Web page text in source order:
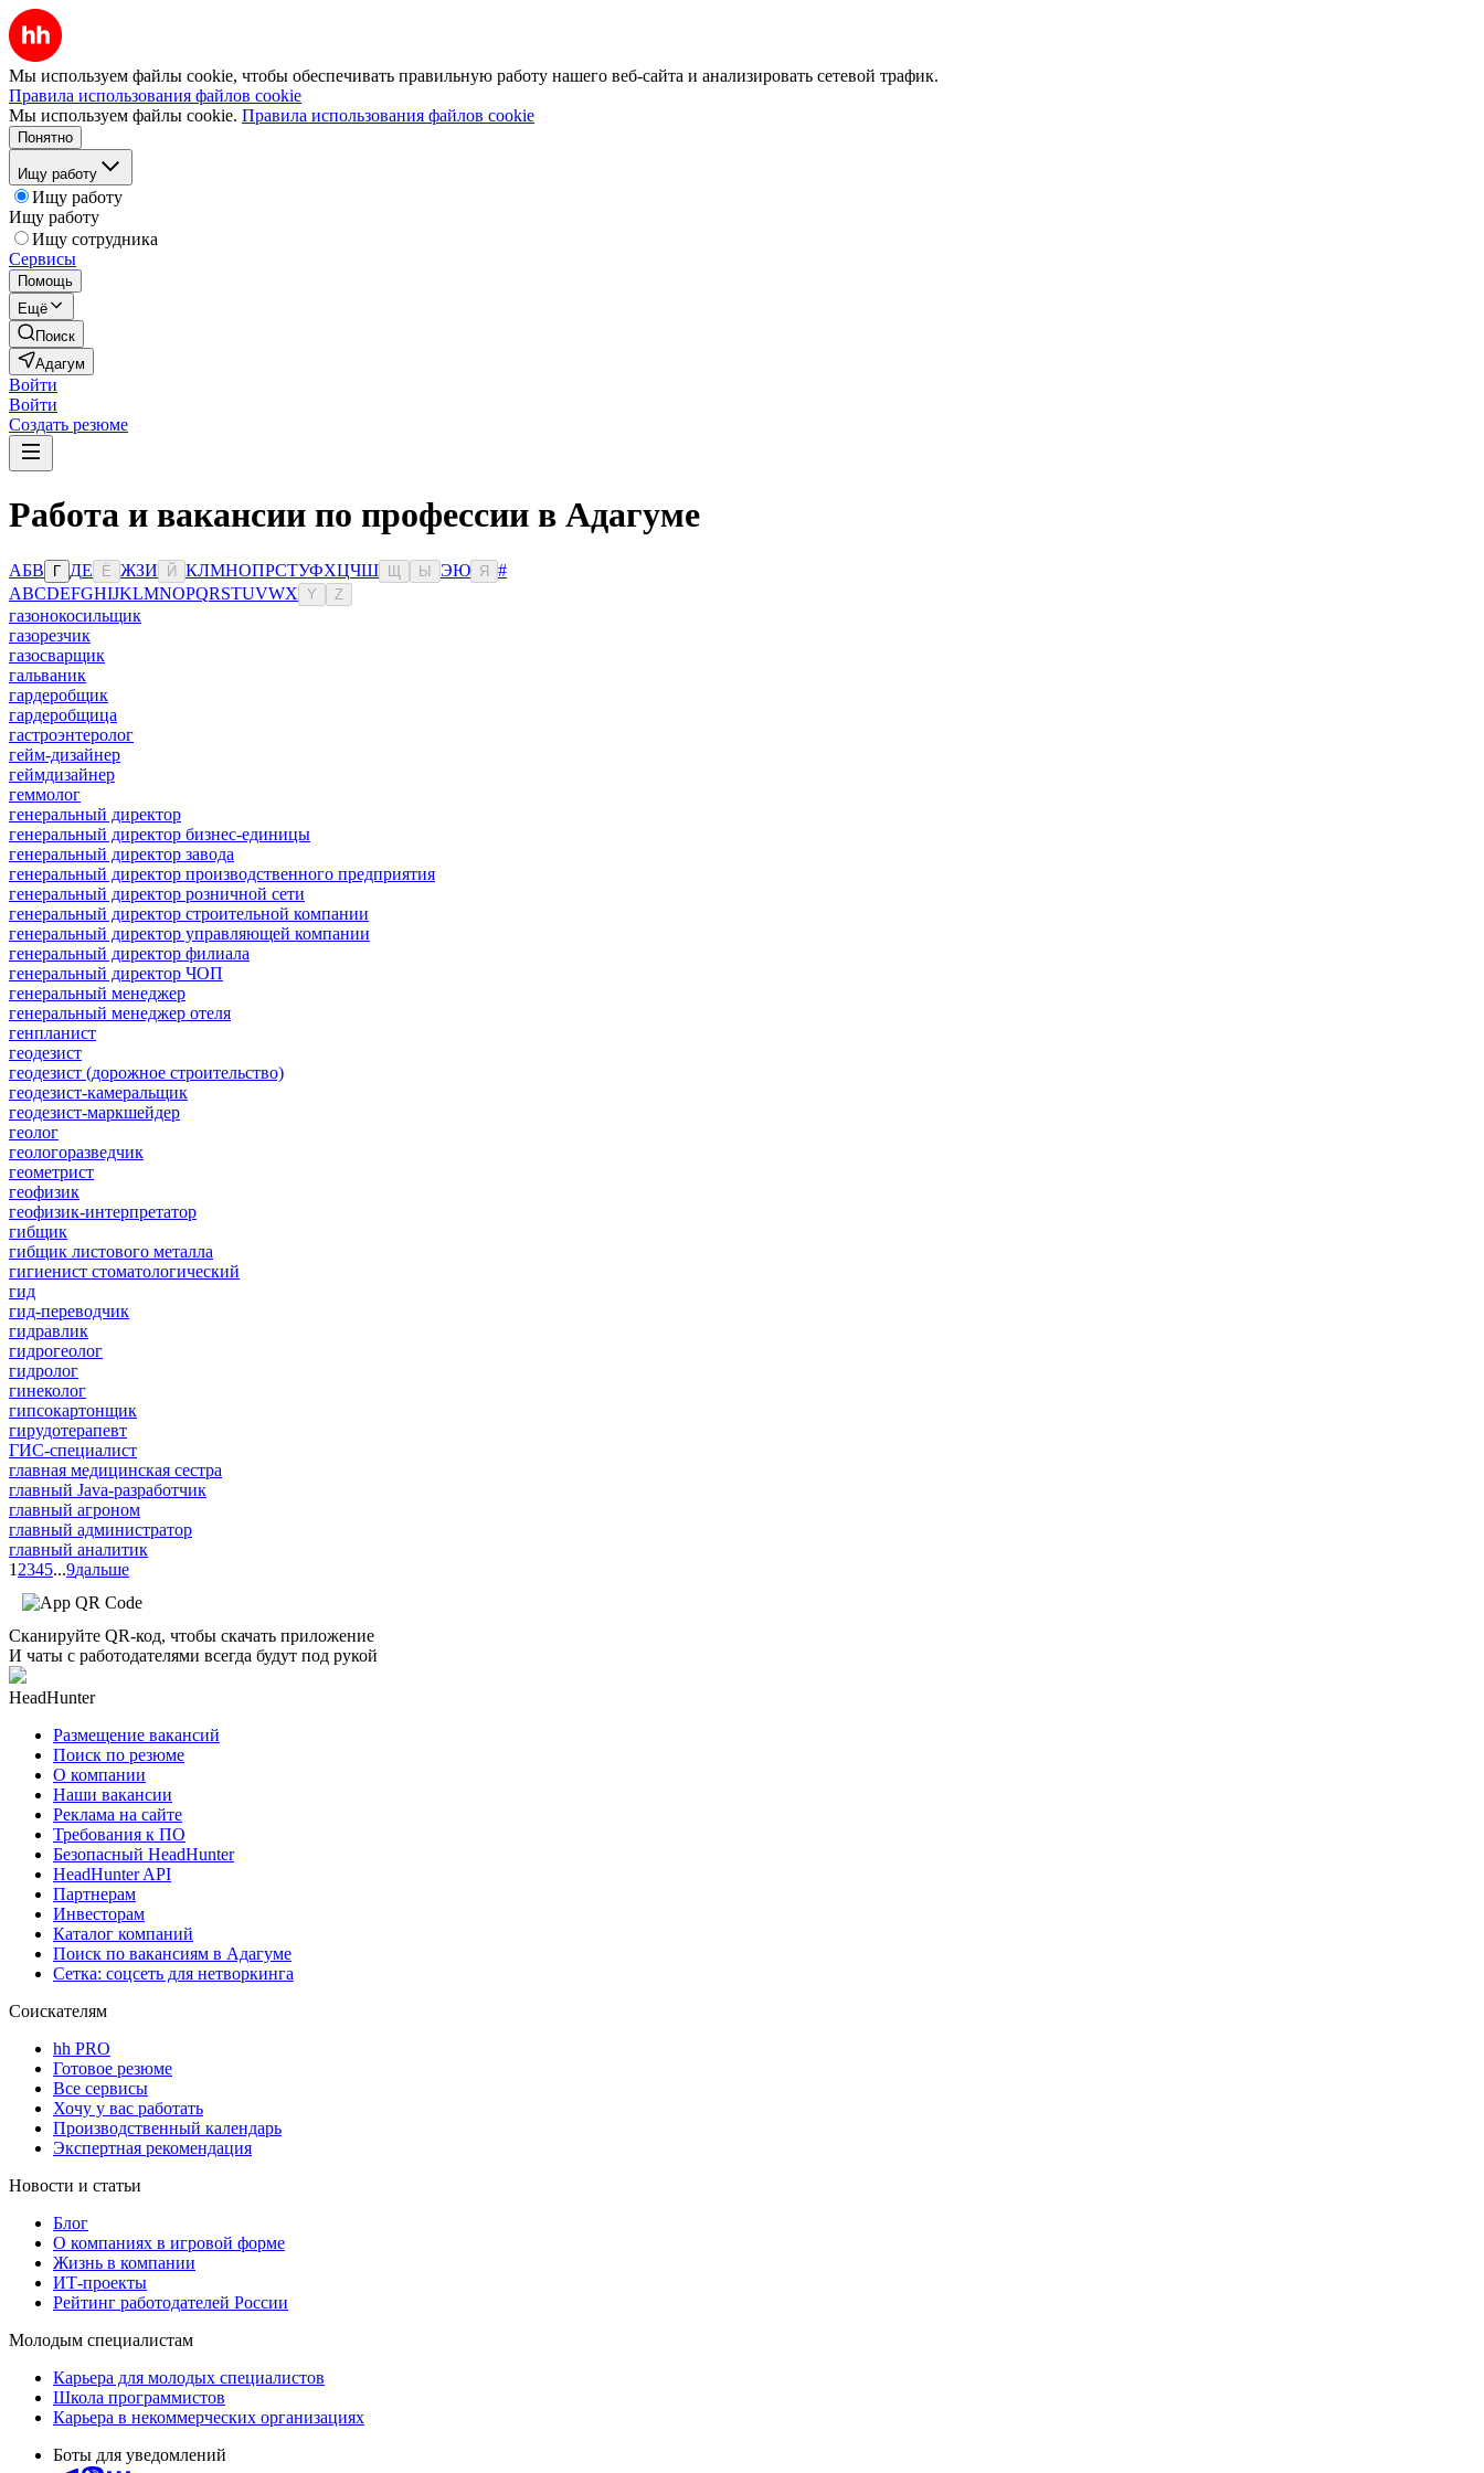
Мы используем файлы cookie, чтобы обеспечивать правильную работу нашего веб-сайта и анализировать сетевой трафик.
Правила использования файлов cookie
Мы используем файлы cookie. Правила использования файлов cookie
Понятно
Ищу работу
Ищу работу
Ищу работу
Ищу сотрудника
Сервисы
Помощь
Ещё
Поиск
Адагум
Войти
Войти
Создать резюме
Работа и вакансии по профессии в Адагуме
АБВ Г ДЕ Ё ЖЗИ Й КЛМНОПРСТУФХЦЧШ Ы ЭЮ Я
#
ABCDEFGHIJKLMNOPQRSTUVWX Y Z
газонокосильщик
газорезчик
газосварщик
гальваник
гардеробщик
гардеробщица
гастроэнтеролог
гейм-дизайнер
геймдизайнер
геммолог
генеральный директор
генеральный директор бизнес-единицы
генеральный директор завода
генеральный директор производственного предприятия
генеральный директор розничной сети
генеральный директор строительной компании
генеральный директор управляющей компании
генеральный директор филиала
генеральный директор ЧОП
генеральный менеджер
генеральный менеджер отеля
генпланист
геодезист
геодезист (дорожное строительство)
геодезист-камеральщик
геодезист-маркшейдер
геолог
геологоразведчик
геометрист
геофизик
геофизик-интерпретатор
гибщик
гибщик листового металла
гигиенист стоматологический
гид
гид-переводчик
гидравлик
гидрогеолог
гидролог
гинеколог
гипсокартонщик
гирудотерапевт
ГИС-специалист
главная медицинская сестра
главный Java-разработчик
главный агроном
главный администратор
главный аналитик
1 2345...9дальше
Сканируйте QR-код, чтобы скачать приложение
И чаты с работодателями всегда будут под рукой
HeadHunter
Размещение вакансий
Поиск по резюме
О компании
Наши вакансии
Реклама на сайте
Требования к ПО
Безопасный HeadHunter
HeadHunter API
Партнерам
Инвесторам
Каталог компаний
Поиск по вакансиям в Адагуме
Сетка: соцсеть для нетворкинга
Соискателям
hh PRO
Готовое резюме
Все сервисы
Хочу у вас работать
Производственный календарь
Экспертная рекомендация
Новости и статьи
Блог
О компаниях в игровой форме
Жизнь в компании
ИТ-проекты
Рейтинг работодателей России
Молодым специалистам
Карьера для молодых специалистов
Школа программистов
Карьера в некоммерческих организациях
Боты для уведомлений